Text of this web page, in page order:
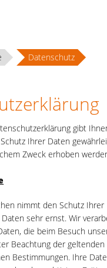
Datenschutz
gibt
Ihrer Daten
Zweck erhoben
nimmt den Schutz Ihrer
sehr ernst. Wir
die beim Besuch
Beachtung der geltenden
Bestimmungen. Ihre